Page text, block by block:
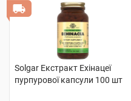
Solgar Екстракт Ехінацеї
пурпурової капсули 100 шт